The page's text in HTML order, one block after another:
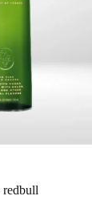
redbull